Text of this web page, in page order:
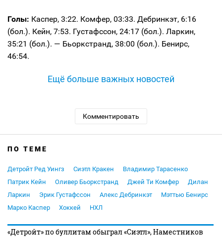
Голы: Каспер, 3:22. Комфер, 03:33. Дебринкэт, 6:16
(бол.). Кейн, 7:53. Густафссон, 24:17 (бол.). Ларкин,
35:21 (бол.). — Бьоркстранд, 38:00 (бол.). Бенирс,
46:54.
Ещё больше важных новостей
Комментировать
ПО ТЕМЕ
Детройт Ред Уингз Сиэтл Кракен
Владимир Тарасенко
Патрик Кейн
Оливер Бьоркстранд Джей Ти Комфер
Дилан
Ларкин
Эрик Густафссон Алекс Дебринкэт
Мэттью Бенирс
Марко Каспер
Хоккей НХЛ
«Детройт» по буллитам обыграл «Сиэтл», Наместников